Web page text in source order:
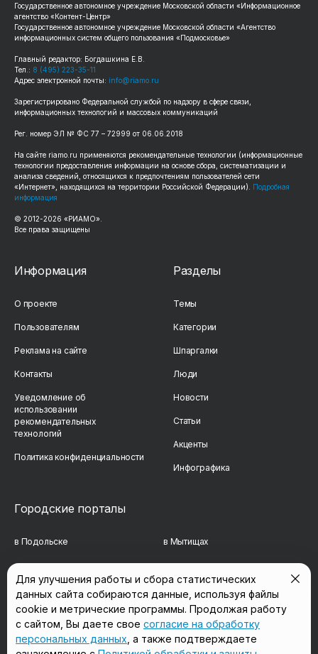
Государственное автономное учреждение Московской области «Информационное
агентство «Контент-Центр»
Государственное автономное учреждение Московской области «Агентство
информационных систем общего пользования «Подмосковье»
Главный редактор: Богдашкина Е.В.
Тел.: 8 (495) 223-35-11
Адрес электронной почты: info@riamo.ru
Зарегистрировано Федеральной службой по надзору в сфере связи,
информационных технологий и массовых коммуникаций
Рег. номер ЭЛ № ФС 77 – 72999 от 06.06.2018
На сайте riamo.ru применяются рекомендательные технологии (информационные
технологии предоставления информации на основе сбора, систематизации и
анализа сведений, относящихся к предпочтениям пользователей сети
«Интернет», находящихся на территории Российской Федерации). Подробная
информация
© 2012-2026 «РИАМО».
Все права защищены
Информация
О проекте
Пользователям
Реклама на сайте
Контакты
Уведомление об
использовании
рекомендательных
технологий
Политика конфиденциальности
Разделы
Темы
Категории
Шпаргалки
Люди
Новости
Статьи
Акценты
Инфографика
Городские порталы
в Подольске в Мытищах
в Сергиевом Посаде в Люберцах
в Красногорске в Королёве
в Домодедово в Щёлково
Для улучшения работы и сбора статистических
данных сайта собираются данные, используя файлы
cookie и метрические программы. Продолжая работу
с сайтом, Вы даете свое согласие на обработку
персональных данных , а также подтверждаете